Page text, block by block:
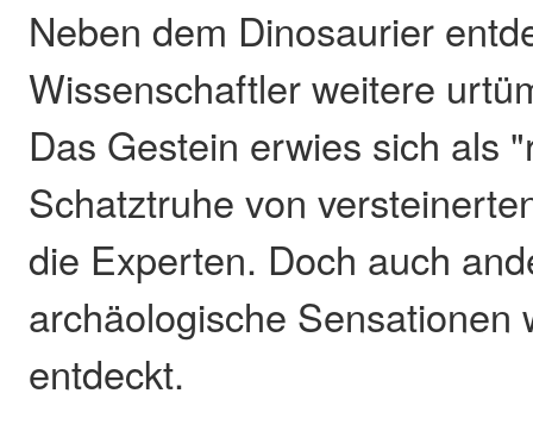
Neben dem Dinosaurier
Wissenschaftler weitere
Das Gestein erwies sich als
Schatztruhe von
die Experten. Doch auch
archäologische Sensationen
entdeckt.